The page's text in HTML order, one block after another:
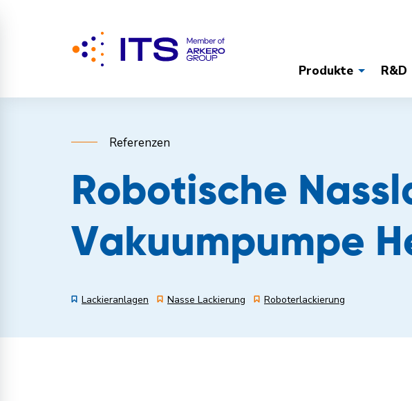
Produkte R&D
Referenzen
Robotische
Vakuumpumpe
Lackieranlagen Nasse Lackierung Roboterlackierung